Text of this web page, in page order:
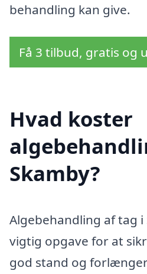
behandling kan give.
Få 3 tilbud, gratis og
Hvad koster
Skamby?
Algebehandling af tag i
vigtig opgave for at
god stand og